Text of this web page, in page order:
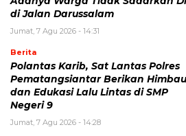
di Jalan Darussalam
Jumat, 7 Agu 2026 - 14:31
Berita
Polantas Karib, Sat Lantas Polres
Pematangsiantar Berikan
dan Edukasi Lalu Lintas di SMP
Negeri 9
Jumat, 7 Agu 2026 - 14:28